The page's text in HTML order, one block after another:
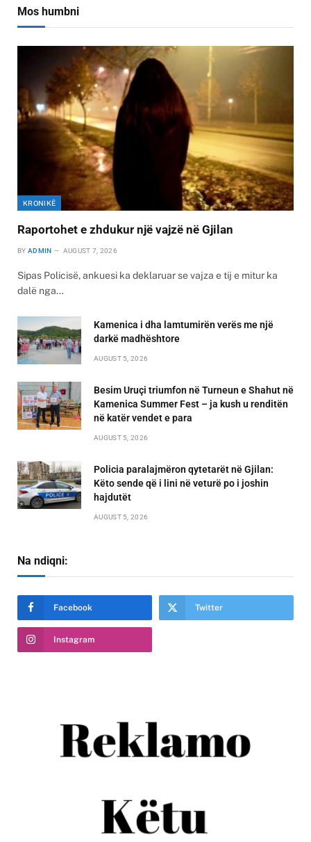
Mos humbni
KRONIKË
Raportohet e zhdukur një vajzë në Gjilan
BY ADMIN AUGUST 7, 2026
Sipas Policisë, ankuesi ka deklaruar se vajza e tij e mitur ka
dalë nga…
Kamenica i dha lamtumirën verës me një
darkë madhështore
AUGUST 5, 2026
Besim Uruçi triumfon në Turneun e Shahut në
Kamenica Summer Fest – ja kush u renditën
në katër vendet e para
AUGUST 5, 2026
Policia paralajmëron qytetarët në Gjilan:
Këto sende që i lini në veturë po i joshin
hajdutët
AUGUST 5, 2026
Na ndiqni:
Facebook Twitter
Instagram